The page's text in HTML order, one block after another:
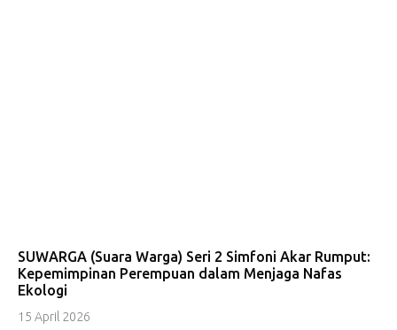
SUWARGA (Suara Warga) Seri 2 Simfoni Akar Rumput:
Kepemimpinan Perempuan dalam Menjaga Nafas
Ekologi
15 April 2026